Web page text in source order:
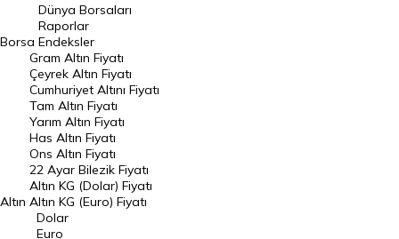
Geçmiş Kapanışlar
Dünya Borsaları
Raporlar
Endeksler
DÖVİZ
Döviz Kuru
Dolar Kuru
Euro Kuru
Borsa
Dünya Borsaları
Raporlar
Endeksler
Altın
Gram Altın Fiyatı
Çeyrek Altın Fiyatı
Cumhuriyet Altını Fiyatı
Tam Altın Fiyatı
Yarım Altın Fiyatı
Has Altın Fiyatı
Ons Altın Fiyatı
22 Ayar Bilezik Fiyatı
Altın KG (Dolar) Fiyatı
Altın KG (Euro) Fiyatı
Dolar
Euro